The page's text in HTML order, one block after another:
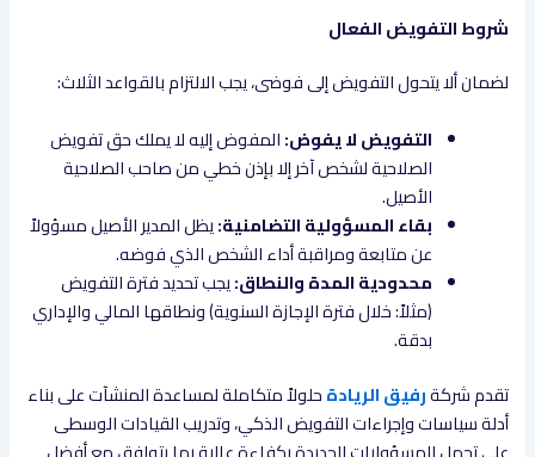
شروط التفويض الفعال
لضمان ألا يتحول التفويض إلى فوضى، يجب الالتزام بالقواعد الثلاث:
التفويض لا يفوض:المفوض إليه لا يملك حق تفويض
الصلاحية لشخص آخر إلا بإذن خطي من صاحب الصلاحية
الأصيل.
بقاء المسؤولية التضامنية:يظل المدير الأصيل مسؤولاً
عن متابعة ومراقبة أداء الشخص الذي فوضه.
محدودية المدة والنطاق:يجب تحديد فترة التفويض
(مثلاً: خلال فترة الإجازة السنوية) ونطاقها المالي والإداري
بدقة.
تقدم شركةرفيق الريادةحلولاً متكاملة لمساعدة المنشآت على بناء
أدلة سياسات وإجراءات التفويض الذكي، وتدريب القيادات الوسطى